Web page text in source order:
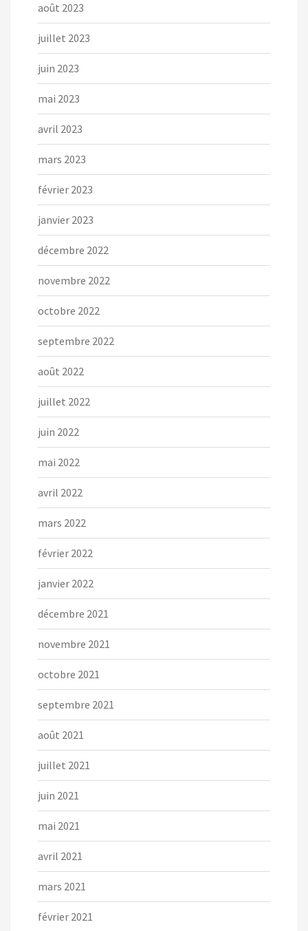
août 2023
juillet 2023
juin 2023
mai 2023
avril 2023
mars 2023
février 2023
janvier 2023
décembre 2022
novembre 2022
octobre 2022
septembre 2022
août 2022
juillet 2022
juin 2022
mai 2022
avril 2022
mars 2022
février 2022
janvier 2022
décembre 2021
novembre 2021
octobre 2021
septembre 2021
août 2021
juillet 2021
juin 2021
mai 2021
avril 2021
mars 2021
février 2021